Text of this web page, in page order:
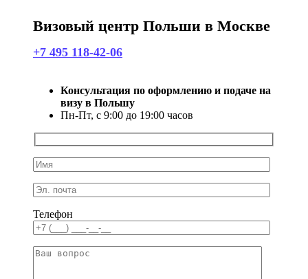
Визовый центр Польши в Москве
+7 495 118-42-06
Консультация по оформлению и подаче на
визу в Польшу
Пн-Пт, с 9:00 до 19:00 часов
Телефон